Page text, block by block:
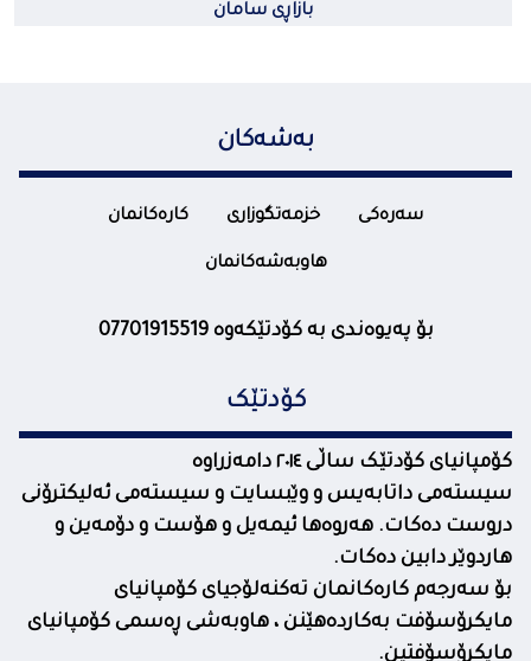
بازاڕی سامان
بەشەکان
سەرەکی خزمەتگوزاری کارەکانمان
هاوبەشەکانمان
بۆ پەیوەندی بە کۆدتێکەوە 07701915519
کۆدتێک
کۆمپانیای کۆدتێک ساڵی ٢٠١٤ دامەزراوە
سیستەمی داتابەیس و وێبسایت و سیستەمی ئەلیکترۆنی
دروست دەکات. هەروەها ئیمەیل و هۆست و دۆمەین و
هاردوێر دابین دەکات.
بۆ سەرجەم کارەکانمان تەکنەلۆجیای کۆمپانیای
مایکرۆسۆفت بەکاردەهێنن ، هاوبەشی ڕەسمی کۆمپانیای
مایکرۆسۆفتین.